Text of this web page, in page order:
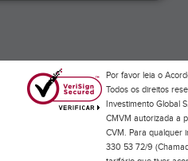
Por favor leia o
Todos os direitos
Investimento Global
CMVM autorizada a
CVM. Para qualquer
330 53 72/9